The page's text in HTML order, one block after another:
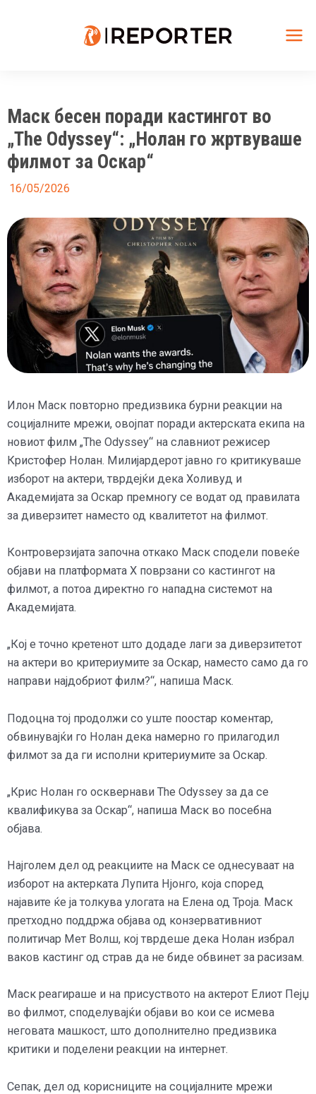
Маск бесен поради кастингот во
„The Odyssey“: „Нолан го жртвуваше
филмот за Оскар“
16/05/2026
Илон Маск повторно предизвика бурни реакции на
социјалните мрежи, овојпат поради актерската екипа на
новиот филм „The Odyssey“ на славниот режисер
Кристофер Нолан. Милијардерот јавно го критикуваше
изборот на актери, тврдејќи дека Холивуд и
Академијата за Оскар премногу се водат од правилата
за диверзитет наместо од квалитетот на филмот.
Контроверзијата започна откако Маск сподели повеќе
објави на платформата X поврзани со кастингот на
филмот, а потоа директно го нападна системот на
Академијата.
„Кој е точно кретенот што додаде лаги за диверзитетот
на актери во критериумите за Оскар, наместо само да го
направи најдобриот филм?“, напиша Маск.
Подоцна тој продолжи со уште поостар коментар,
обвинувајќи го Нолан дека намерно го прилагодил
филмот за да ги исполни критериумите за Оскар.
„Крис Нолан го осквернави The Odyssey за да се
квалификува за Оскар“, напиша Маск во посебна
објава.
Најголем дел од реакциите на Маск се однесуваат на
изборот на актерката Лупита Нјонго, која според
најавите ќе ја толкува улогата на Елена од Троја. Маск
претходно поддржа објава од конзервативниот
политичар Мет Волш, кој тврдеше дека Нолан избрал
ваков кастинг од страв да не биде обвинет за расизам.
Маск реагираше и на присуството на актерот Елиот Пејџ
во филмот, споделувајќи објави во кои се исмева
неговата машкост, што дополнително предизвика
критики и поделени реакции на интернет.
Сепак, дел од корисниците на социјалните мрежи